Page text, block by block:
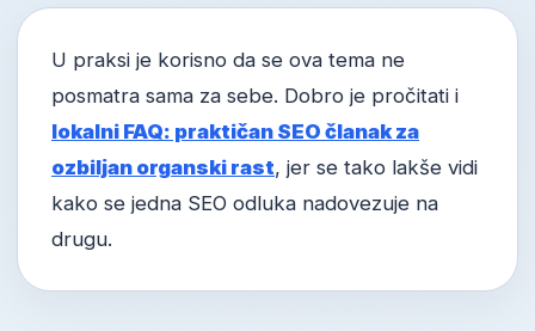
U praksi je korisno da se ova tema ne
posmatra sama za sebe. Dobro je pročitati i
lokalni FAQ: praktičan SEO članak za
ozbiljan organski rast, jer se tako lakše vidi
kako se jedna SEO odluka nadovezuje na
drugu.